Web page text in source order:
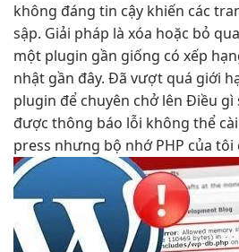
không đáng tin cậy khiến các
sập. Giải pháp là xóa hoặc bỏ
một plugin gần giống có xếp
nhật gần đây. Đã vượt quá giới
plugin để chuyên chở lên Điều gì
được thông báo lỗi không thể
press nhưng bộ nhớ PHP của tôi